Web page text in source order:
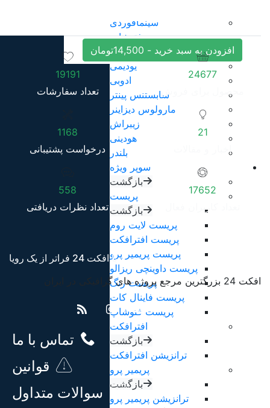
سینمافوردی
فتوشاپ
لیندا
یودیمی
ادوبی
سابستنس پینتر
مارولوس دیزاینر
زیبراش
هودینی
بلندر
سوپر ویژه
بازگشت
پریست
بازگشت
پریست لایت روم
پریست افترافکت
پریست پریمیر پرو
پریست داوینچی ریزالو
پریست رنگ
پریست فاینال کات
پریست فتوشاپ
افترافکت
بازگشت
ترانزیشن افترافکت
پریمیر پرو
بازگشت
ترانزیشن پریمیر پرو
افزودن به سبد خرید - 14,500تومان
24677
محصول برای فروش
19191
تعداد سفارشات
21
اخبار و مقالات
1168
درخواست پشتیبانی
17652
تعداد کاربران فعال
558
تعداد نظرات دریافتی
با افکت 24 فراتر از یک رویا
افکت 24 بزرگترین مرجع پروژه های گرافیکی در ایران
تماس با ما
قوانین
سوالات متداول